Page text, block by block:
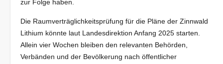
zur Folge haben.
Die Raumverträglichkeitsprüfung für die Pläne der Zinnwald
Lithium könnte laut Landesdirektion Anfang 2025 starten.
Allein vier Wochen bleiben den relevanten Behörden,
Verbänden und der Bevölkerung nach öffentlicher